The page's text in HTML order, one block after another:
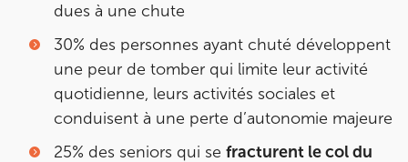
dues à une chute
30% des personnes ayant chuté développent
une peur de tomber qui limite leur activité
quotidienne, leurs activités sociales et
conduisent à une perte d’autonomie majeure
25% des seniors qui se fracturent le col du
75015 Paris
75015 Paris
01 43 31 00 33
Prenez RDV sur
Prenez RDV sur